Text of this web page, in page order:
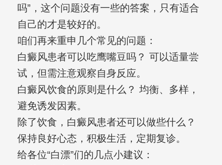
吗”，这个问题没有一些的答案，只有适合
自己的才是较好的。
咱们再来重申几个常见的问题：
白癜风患者可以吃鹰嘴豆吗？ 可以适量尝
试，但需注意观察自身反应。
白癜风饮食的原则是什么？ 均衡、多样，
避免诱发因素。
除了饮食，白癜风患者还可以做些什么？
保持良好心态，积极生活，定期复诊。
给各位“白漂”们的几点小建议：